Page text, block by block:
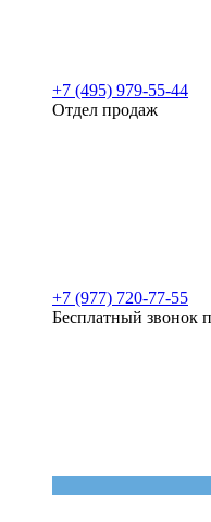
+7 (495) 979-55-44
Отдел продаж
+7 (977) 720-77-55
Бесплатный звонок